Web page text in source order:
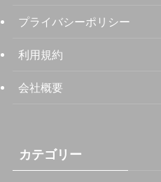
プライバシーポリシー
利用規約
会社概要
カテゴリー